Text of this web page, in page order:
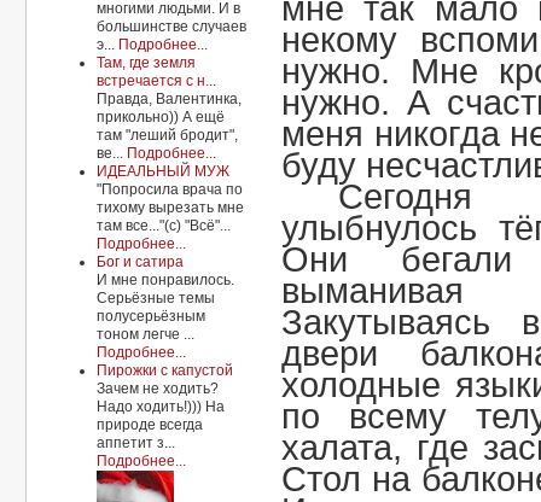
многими людьми. И в
большинстве случаев
э... Подробнее...
Там, где земля
встречается с н...
Правда, Валентинка,
прикольно)) А ещё
там "леший бродит",
ве... Подробнее...
ИДЕАЛЬНЫЙ МУЖ
"Попросила врача по
тихому вырезать мне
там все..."(с) "Всё"...
Подробнее...
Бог и сатира
И мне понравилось.
Серьёзные темы
полусерьёзным
тоном легче ...
Подробнее...
Пирожки с капустой
Зачем не ходить?
Надо ходить!))) На
природе всегда
аппетит з...
Подробнее...
мне так мало
некому
нужно. Мне
нужно. А
меня никогда
буду
улыбнулось
Они
Закутываясь
двери
холодные
по всему
халата, где
Стол на